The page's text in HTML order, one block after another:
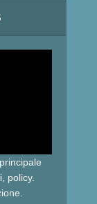
policy.